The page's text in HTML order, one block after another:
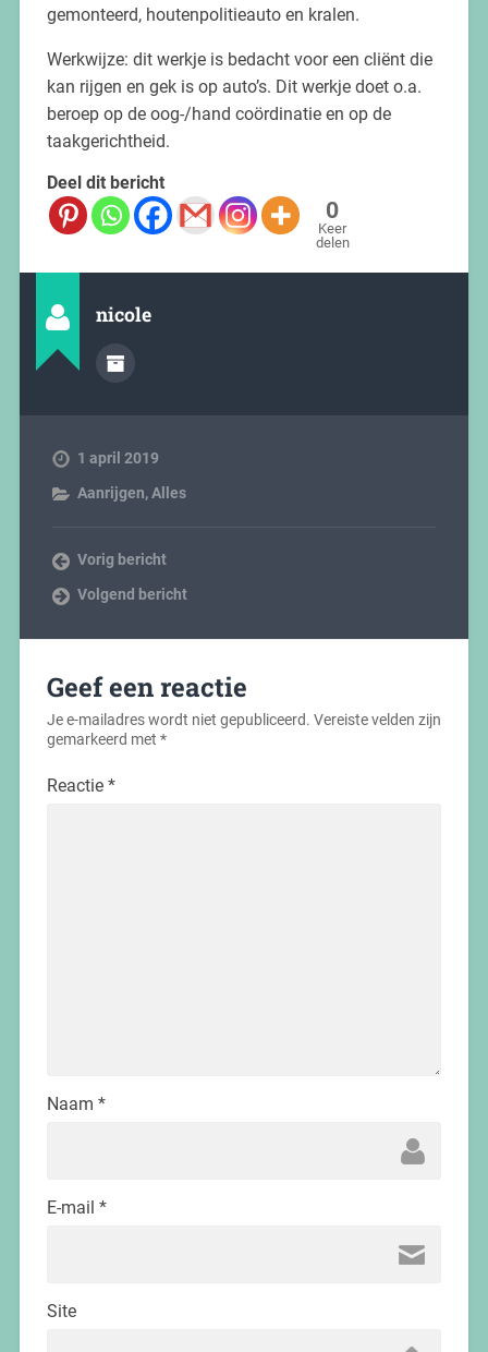
gemonteerd, houtenpolitieauto en kralen.
Werkwijze: dit werkje is bedacht voor een cliënt die
kan rijgen en gek is op auto’s. Dit werkje doet o.a.
beroep op de oog-/hand coördinatie en op de
taakgerichtheid.
Deel dit bericht
0
Keer
delen
nicole
1 april 2019
Aanrijgen,Alles
Vorig bericht
Volgend bericht
Geef een reactie
Je e-mailadres wordt niet gepubliceerd. Vereiste velden zijn
gemarkeerd met *
Reactie *
Naam *
E-mail *
Site